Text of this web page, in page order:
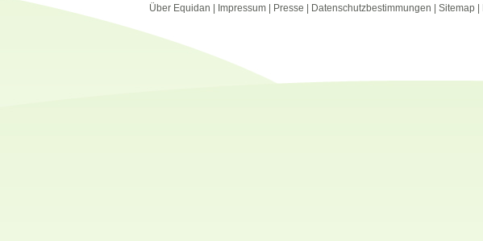
Über Equidan Impressum Presse Datenschutzbestimmungen Sitemap